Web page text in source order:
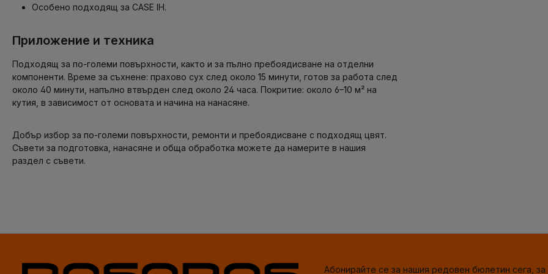
Особено подходящ за CASE IH.
Приложение и техника
Подходящ за по-големи повърхности, както и за пълно пребоядисване на отделни
компоненти. Време за съхнене: прахово сух след около 15 минути, готов за работа след
около 40 минути, напълно втвърден след около 24 часа. Покритие: около 6–10 м² на
кутия, в зависимост от основата и начина на нанасяне.
Добър избор за по-големи повърхности, ремонти и пребоядисване с подходящ цвят.
Съвети за подготовка, нанасяне и обща обработка можете да намерите в нашия
раздел с съвети.
Абонирайте се за нашия редовен бюлетин сега,